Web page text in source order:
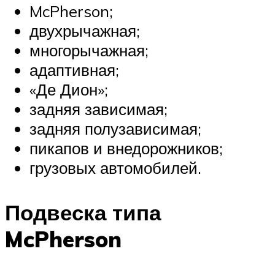
McPherson;
двухрычажная;
многорычажная;
адаптивная;
«Де Дион»;
задняя зависимая;
задняя полузависимая;
пикапов и внедорожников;
грузовых автомобилей.
Подвеска типа
McPherson